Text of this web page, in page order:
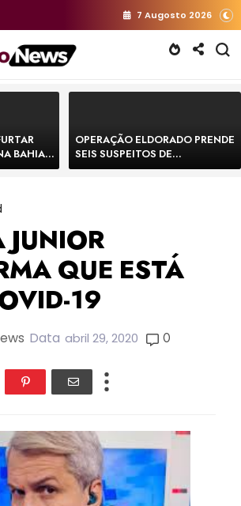
7 Augosto 2026
BAHIA E
OPERAÇÃO ELDORADO PRENDE
SEIS SUSPEITOS DE
MOVIMENTAR R$ 25 MILHÕES
JUNIOR
QUE ESTÁ
19
Data abril 29, 2020 0